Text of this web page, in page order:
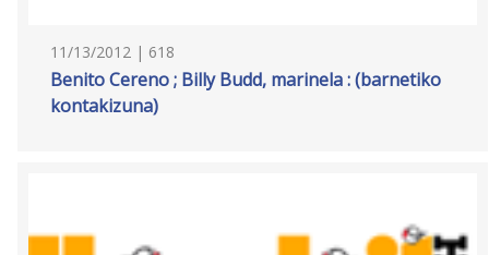
11/13/2012 | 618
Benito Cereno ; Billy Budd, marinela : (barnetiko
kontakizuna)